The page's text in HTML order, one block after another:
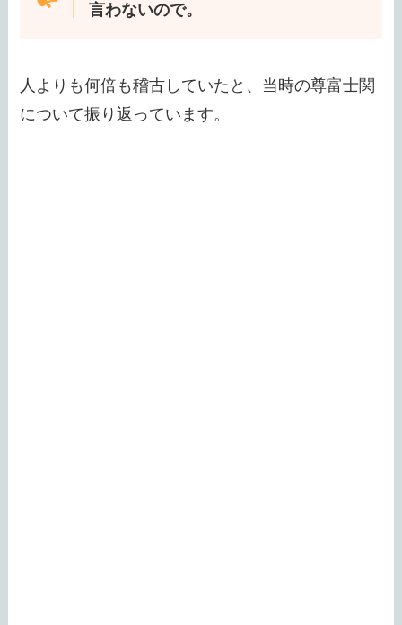
言わないので。
人よりも何倍も稽古していたと、当時の尊富士関
について振り返っています。